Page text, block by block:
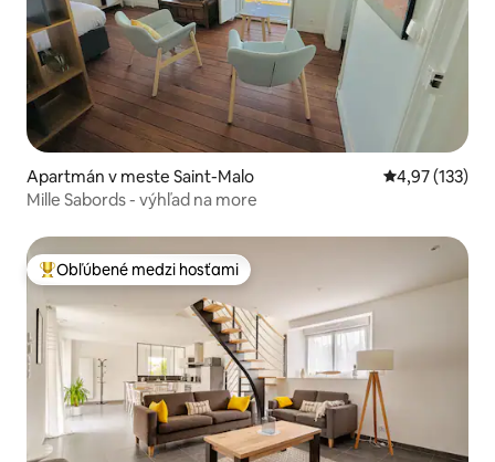
Apartmán v meste Saint-Malo Priemerné
4,97 (133)
Mille Sabords - výhľad na more
Najobľúbenejšie medzi hosťami
Obľúbené medzi hosťami